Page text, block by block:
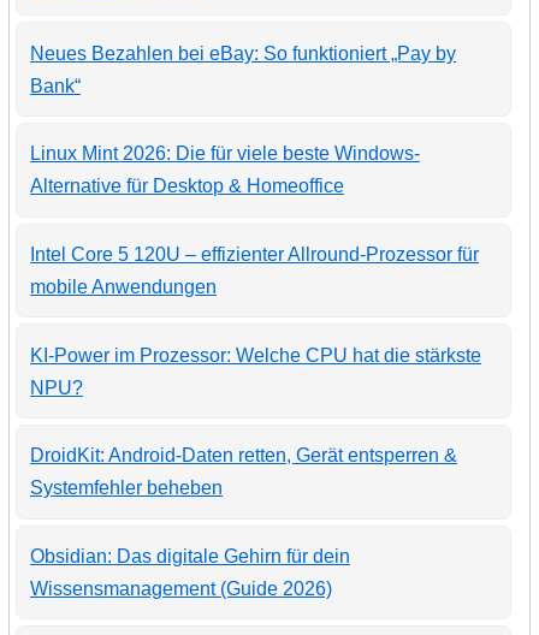
Neues Bezahlen bei eBay: So funktioniert „Pay by
Bank“
Linux Mint 2026: Die für viele beste Windows-
Alternative für Desktop & Homeoffice
Intel Core 5 120U – effizienter Allround-Prozessor für
mobile Anwendungen
KI-Power im Prozessor: Welche CPU hat die stärkste
NPU?
DroidKit: Android-Daten retten, Gerät entsperren &
Systemfehler beheben
Obsidian: Das digitale Gehirn für dein
Wissensmanagement (Guide 2026)